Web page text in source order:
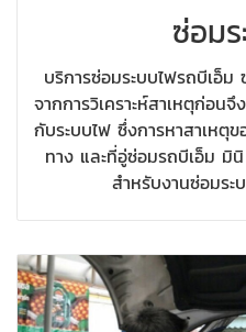
ซ่อม
บริการซ่อมระบบไฟรถบีเอ็ม
จากการวิเคราะห์สาเหตุก่อน
กับระบบไฟ ซึ่งการหาสาเหตุ
ทาง และที่อู่ซ่อมรถบีเอ็ม
สำหรับงานซ่อมร